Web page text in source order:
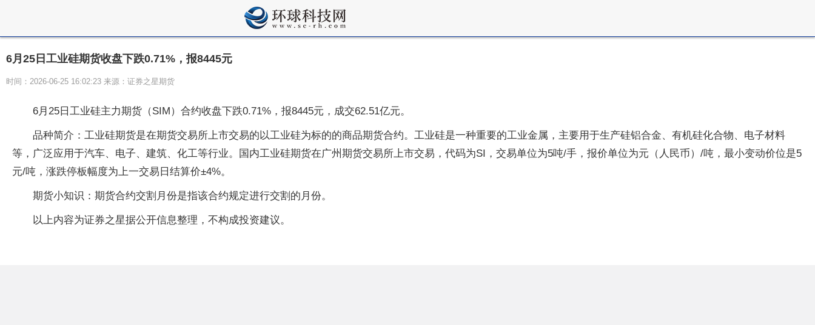
6月25日工业硅期货收盘下跌0.71%，报8445元
时间：2026-06-25 16:02:23 来源：证券之星期货
6月25日工业硅主力期货（SIM）合约收盘下跌0.71%，报8445元，成交62.51亿元。
品种简介：工业硅期货是在期货交易所上市交易的以工业硅为标的的商品期货合约。工业硅是一种重要的工业金属，主要用于生产硅铝合金、有机硅化合物、电子材料
等，广泛应用于汽车、电子、建筑、化工等行业。国内工业硅期货在广州期货交易所上市交易，代码为SI，交易单位为5吨/手，报价单位为元（人民币）/吨，最小变动价位是5
元/吨，涨跌停板幅度为上一交易日结算价±4%。
期货小知识：期货合约交割月份是指该合约规定进行交割的月份。
以上内容为证券之星据公开信息整理，不构成投资建议。